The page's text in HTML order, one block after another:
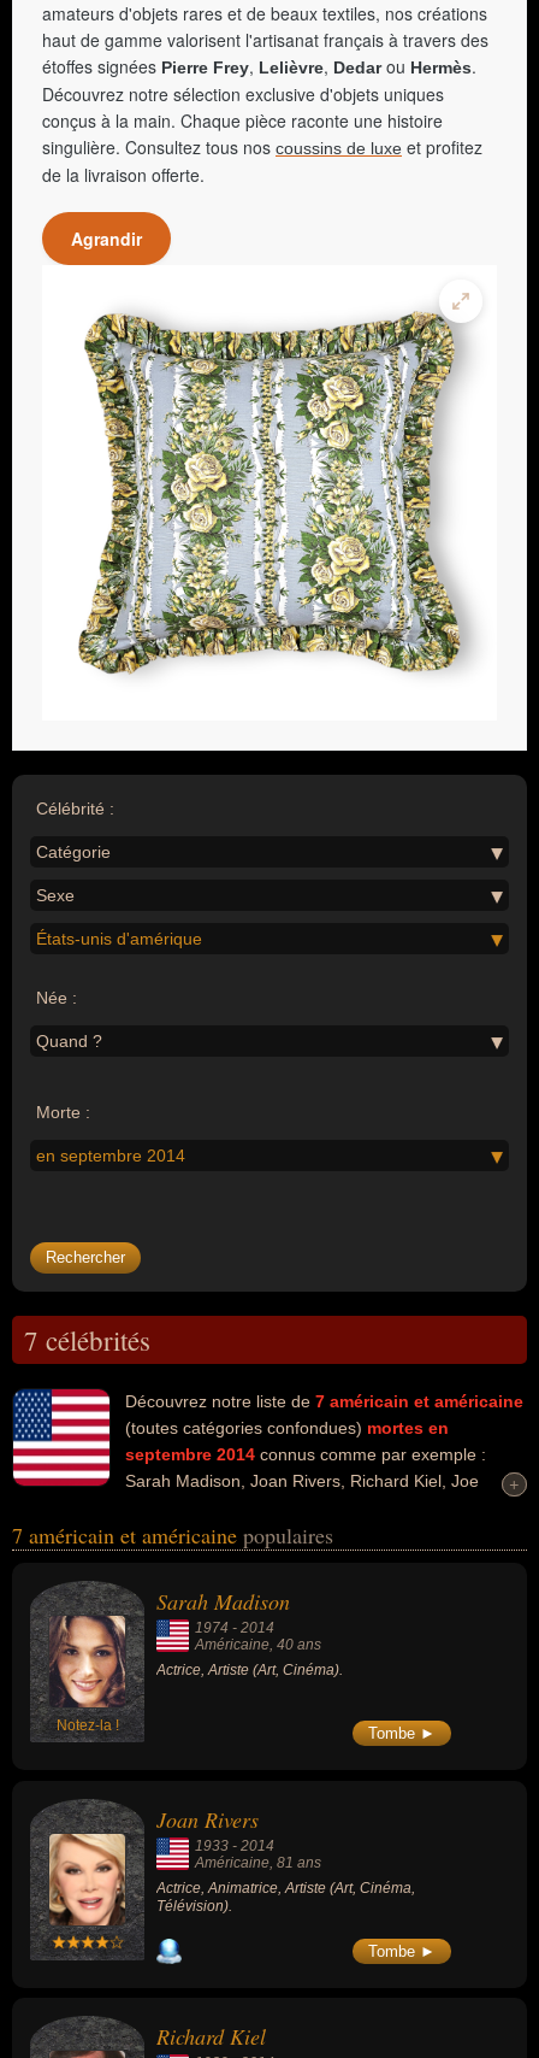
amateurs d'objets rares et de beaux textiles, nos créations
haut de gamme valorisent l'artisanat français à travers des
étoffes signées Pierre Frey, Lelièvre, Dedarou Hermès.
Découvrez notre sélection exclusive d'objets uniques
conçus à la main. Chaque pièce raconte une histoire
singulière. Consultez tous nos coussins de luxe et profitez
de la livraison offerte.
Agrandir
Célébrité :
Catégorie
Sexe
États-unis d'amérique
Née :
Quand ?
Morte :
en septembre 2014
7 célébrités
Découvrez notre liste de 7 américain et américaine
(toutes catégories confondues) mortes en
septembre 2014 connus comme par exemple :
Sarah Madison, Joan Rivers, Richard Kiel, Joe
personnalités peuvent avoir des liens variés dans les domaines de
Ces célébrités peuvent également avoir été acteur, artiste,
animateur, homme d'affaire, producteur, scénariste, compositeur,
musicien, pianiste, chanteur ou tromboniste.
+
+
7 américain et américaine populaires
Notez-la !
Sarah Madison
1974 - 2014
Américaine, 40 ans
Actrice, Artiste (Art, Cinéma).
Tombe ►
Joan Rivers
1933 - 2014
Américaine , 81 ans
Actrice, Animatrice, Artiste (Art, Cinéma,
Télévision).
Tombe ►
Richard Kiel